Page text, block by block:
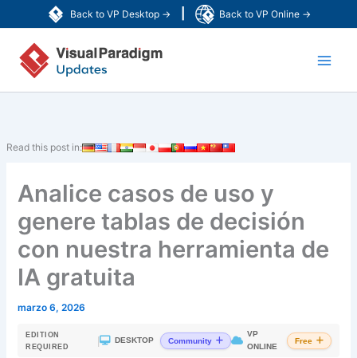
Back to VP Desktop → Back to VP Online →
al
contenido
Read this post in:
Analice casos de uso y
genere tablas de decisión
con nuestra herramienta de
IA gratuita
marzo 6, 2026
EDITION
REQUIRED
| DESKTOP Community
VP
ONLINE
Free